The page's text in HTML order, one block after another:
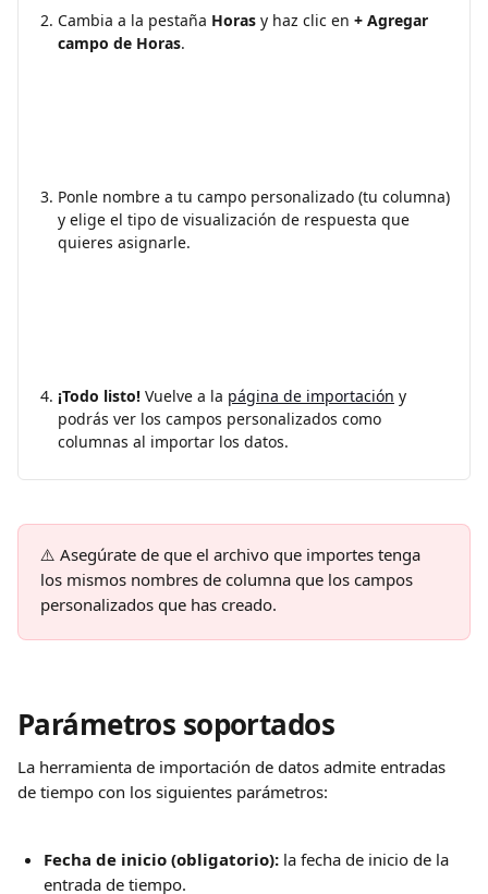
Cambia a la pestaña Horas y haz clic en + Agregar
campo de Horas.
Ponle nombre a tu campo personalizado (tu columna)
y elige el tipo de visualización de respuesta que
quieres asignarle.
¡Todo listo! Vuelve a la página de importación y
podrás ver los campos personalizados como
columnas al importar los datos.
⚠️ Asegúrate de que el archivo que importes tenga
los mismos nombres de columna que los campos
personalizados que has creado.
Parámetros soportados
La herramienta de importación de datos admite entradas
de tiempo con los siguientes parámetros:
Fecha de inicio (obligatorio): la fecha de inicio de la
entrada de tiempo.